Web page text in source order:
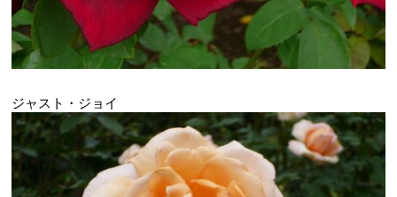
ジャスト・ジョイ